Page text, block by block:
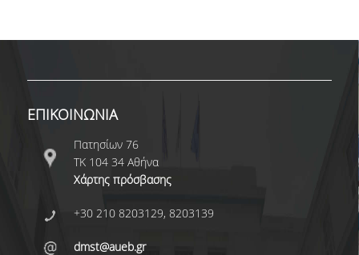
ΟΔΗΓΟΣ ΚΑΙ ΚΑΤΕΥΘΥΝΣΕΙΣ ΣΠΟΥΔΩΝ
ΜΑΘΗΜΑΤΑ ΠΡΟΓΡΑΜΜΑΤΟΣ ΣΠΟΥΔΩΝ
ΜΑΘΗΜΑΤΑ ΕΛΕΥΘΕΡΗΣ ΕΠΙΛΟΓΗΣ ΑΠΟ
ΑΛΛΑ ΤΜΗΜΑΤΑ
ΕΠΙΚΟΙΝΩΝΙΑ
Πατησίων 76
ΤΚ 104 34 Αθήνα
Χάρτης πρόσβασης
+30 210 8203129, 8203139
dmst@aueb.gr